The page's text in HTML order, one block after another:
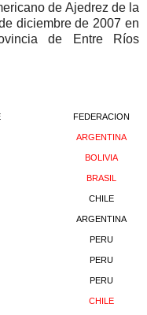
de Ajedrez de la
diciembre de 2007 en
de Entre Ríos
FEDERACION
ARGENTINA
BOLIVIA
BRASIL
CHILE
ARGENTINA
PERU
PERU
PERU
CHILE